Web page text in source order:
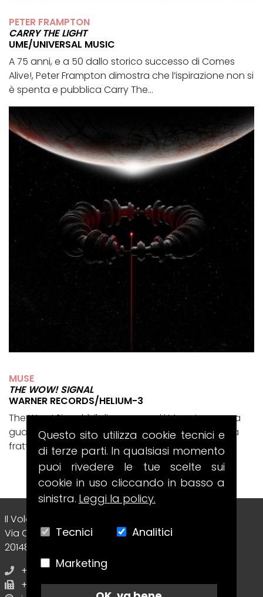
PETER FRAMPTON
CARRY THE LIGHT
UME/UNIVERSAL MUSIC
A 75 anni, e a 50 dallo storico successo di Comes
Alive!, Peter Frampton dimostra che l’ispirazione non si
è spenta e pubblica Carry The...
MUSE
THE WOW! SIGNAL
WARNER RECORDS/HELIUM-3
The Wow! Signal è il disco con cui i Muse tornano a
guardare il cosmo, ma lo fanno passando da una
frattura intima e totalmente...
Il Volo Srl Editore
Via Collecchio, 8
20148 - Milano (MI) - Italy
+39 02.70638412
+39 02.70638412
Questo sito utilizza cookie tecnici e
di terze parti. In qualsiasi momento
puoi rivedere le tue scelte sui
cookie in uso cliccando in basso a
sinistra. Leggi la policy.
Tecnici Analitici
Marketing